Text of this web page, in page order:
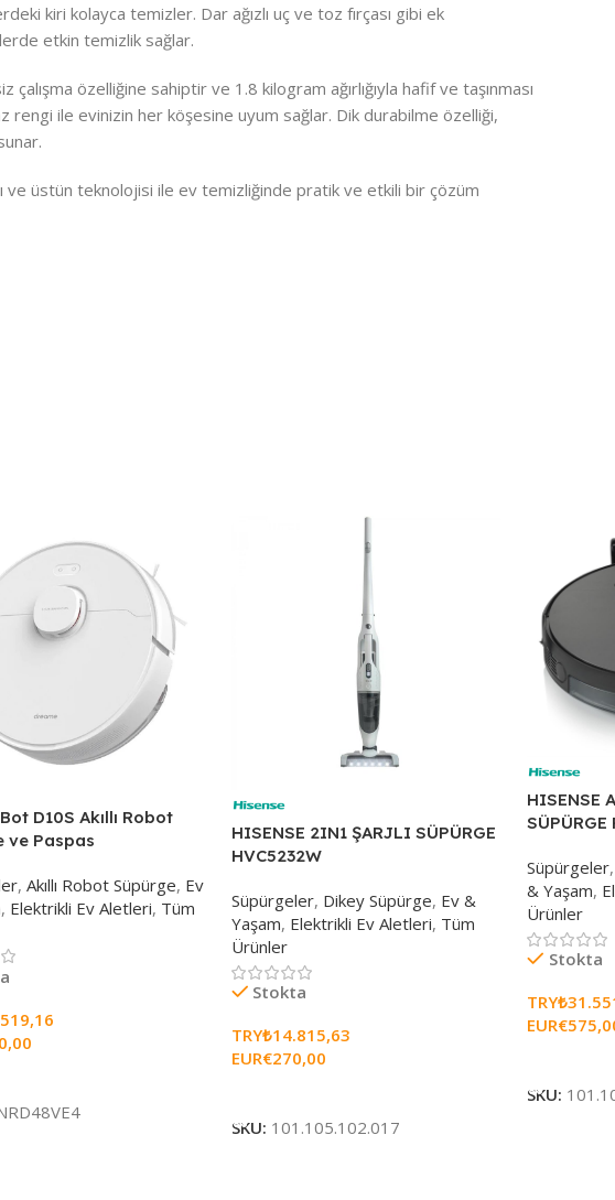
kiri kolayca temizler. Dar ağızlı uç ve toz fırçası gibi ek
etkin temizlik sağlar.
özelliğine sahiptir ve 1.8 kilogram ağırlığıyla hafif ve taşınması
rengi ile evinizin her köşesine uyum sağlar. Dik durabilme özelliği,
ve üstün teknolojisi ile ev temizliğinde pratik ve etkili bir çözüm
D10S Akıllı Robot
ve Paspas
, Akıllı Robot Süpürge, Ev
, Elektrikli Ev Aletleri, Tüm
HISENSE 2IN1 ŞARJLI SÜPÜRGE
HVC5232W
Süpürgeler, Dikey Süpürge, Ev &
Yaşam, Elektrikli Ev Aletleri, Tüm
Ürünler
Stokta
TRY₺14.815,63
EUR€270,00
SKU: 101.105.102.017
HISENSE
SÜPÜRGE
Süpürgeler,
& Yaşam,
Ürünler
Stokta
TRY₺
EUR€
SKU: